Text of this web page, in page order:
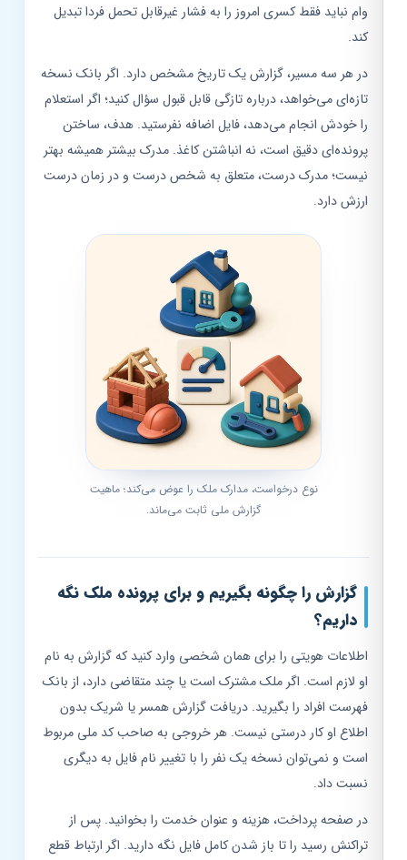
وام نباید فقط کسری امروز را به فشار غیرقابل تحمل فردا تبدیل
در هر سه مسیر، گزارش یک تاریخ مشخص دارد. اگر بانک نسخه
تازه‌ای می‌خواهد، درباره تازگی قابل قبول سؤال کنید؛ اگر استعلام
را خودش انجام می‌دهد، فایل اضافه نفرستید. هدف، ساختن
پرونده‌ای دقیق است، نه انباشتن کاغذ. مدرک بیشتر همیشه بهتر
نیست؛ مدرک درست، متعلق به شخص درست و در زمان درست
ارزش دارد.
نوع درخواست، مدارک ملک را عوض می‌کند؛ ماهیت
گزارش ملی ثابت می‌ماند.
گزارش را چگونه بگیریم و برای پرونده ملک نگه
داریم؟
اطلاعات هویتی را برای همان شخصی وارد کنید که گزارش به نام
او لازم است. اگر ملک مشترک است یا چند متقاضی دارد، از بانک
فهرست افراد را بگیرید. دریافت گزارش همسر یا شریک بدون
اطلاع او کار درستی نیست. هر خروجی به صاحب کد ملی مربوط
است و نمی‌توان نسخه یک نفر را با تغییر نام فایل به دیگری
نسبت داد.
در صفحه پرداخت، هزینه و عنوان خدمت را بخوانید. پس از
تراکنش رسید را تا باز شدن کامل فایل نگه دارید. اگر ارتباط قطع